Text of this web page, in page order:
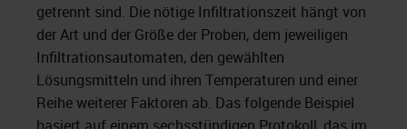
getrennt sind. Die nötige Infiltrationszeit hängt von
der Art und der Größe der Proben, dem jeweiligen
Infiltrationsautomaten, den gewählten
Lösungsmitteln und ihren Temperaturen und einer
Reihe weiterer Faktoren ab. Das folgende Beispiel